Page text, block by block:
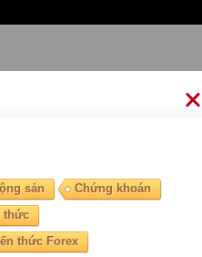
sản
Chứng khoán
thức
thức Forex